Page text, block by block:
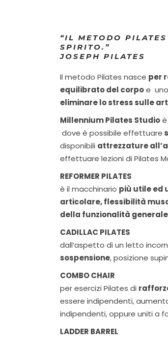
“IL METODO
SPIRITO.”
JOSEPH PILATES
Il metodo Pilates nasce per
equilibrato del corpoe uno
eliminare lo stress sulle
Millennium Pilates Studioè
dove è possibile effettuare
disponibili attrezzature
effettuare lezioni di Pilates
REFORMER PILATES
è il macchinario più utile ed
articolare, flessibilità
della funzionalità generale
CADILLAC PILATES
dall’aspetto di un letto
sospensione, posizione
COMBO CHAIR
per esercizi Pilates di
essere indipendenti,
indipendenti, oppure uniti a
LADDER BARREL